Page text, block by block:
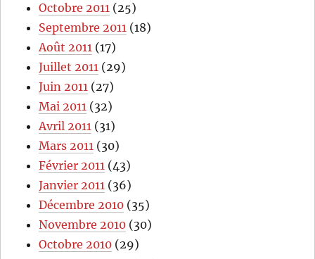
Octobre 2011 (25)
Septembre 2011 (18)
Août 2011 (17)
Juillet 2011 (29)
Juin 2011 (27)
Mai 2011 (32)
Avril 2011 (31)
Mars 2011 (30)
Février 2011 (43)
Janvier 2011 (36)
Décembre 2010 (35)
Novembre 2010 (30)
Octobre 2010 (29)